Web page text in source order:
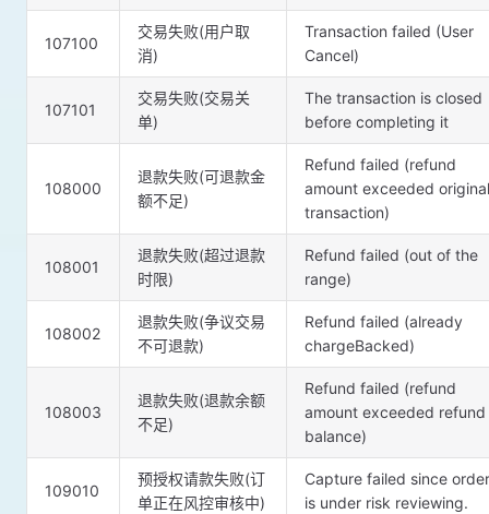
107100
交易失败(用户取
消)
Transaction failed (User
Cancel)
107101
交易失败(交易关
单)
The transaction is closed
before completing it
108000
退款失败(可退款金
额不足)
Refund failed (refund
amount exceeded original
transaction)
108001
退款失败(超过退款
时限)
Refund failed (out of the
range)
108002
退款失败(争议交易
不可退款)
Refund failed (already
chargeBacked)
108003
退款失败(退款余额
不足)
Refund failed (refund
amount exceeded refund
balance)
109010
预授权请款失败(订
单正在风控审核中)
Capture failed since order
is under risk reviewing.